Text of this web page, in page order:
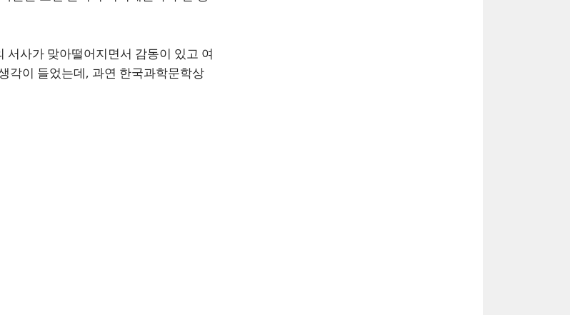
사가 맞아떨어지면서 감동이 있고 여
각이 들었는데, 과연 한국과학문학상